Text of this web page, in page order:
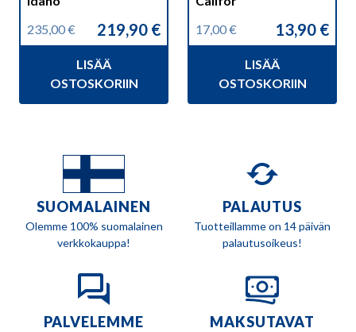
235,00€
Alkuperäinen
235,00 €.
219,90 €
Nykyinen
219,90 €.
LISÄÄ
OSTOSKORIIN
17,00€
Alkuperäinen
17,00 €.
13,90 €
Nykyinen
13,90 €.
LISÄÄ
OSTOSKORIIN
SUOMALAINEN
Olemme 100% suomalainen
verkkokauppa!
PALAUTUS
Tuotteillamme on 14 päivän
palautusoikeus!
PALVELEMME MAKSUTAVAT